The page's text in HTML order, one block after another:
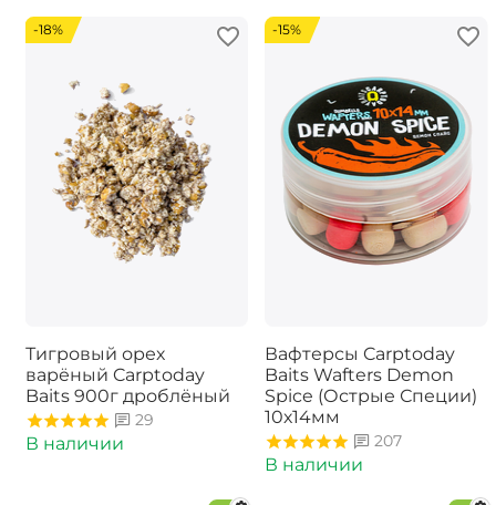
-18%
Тигровый орех
варёный Carptoday
Baits 900г дроблёный
29
В наличии
-15%
Вафтерсы Carptoday
Baits Wafters Demon
Spice (Острые Специи)
10х14мм
207
В наличии